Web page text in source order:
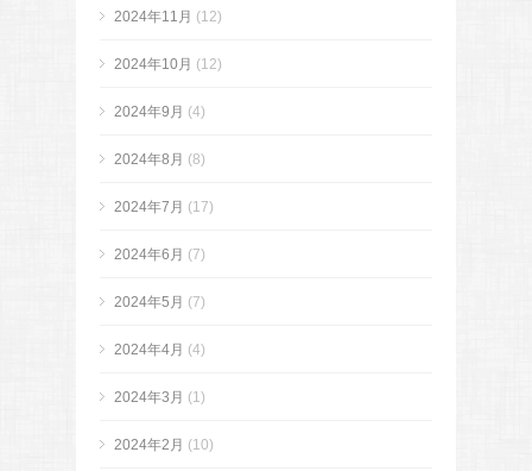
2024年11月 (12)
2024年10月 (12)
2024年9月 (4)
2024年8月 (8)
2024年7月 (17)
2024年6月 (7)
2024年5月 (7)
2024年4月 (4)
2024年3月 (1)
2024年2月 (10)